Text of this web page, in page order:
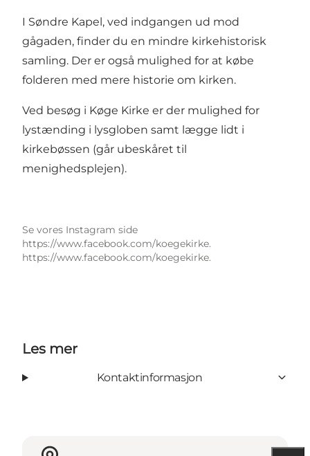
I Søndre Kapel, ved indgangen ud mod
gågaden, finder du en mindre kirkehistorisk
samling. Der er også mulighed for at købe
folderen med mere historie om kirken.
Ved besøg i Køge Kirke er der mulighed for
lystænding i lysgloben samt lægge lidt i
kirkebøssen (går ubeskåret til
menighedsplejen).
Se vores Instagram side
https://www.facebook.com/koegekirke.
https://www.facebook.com/koegekirke.
Les mer
Kontaktinformasjon